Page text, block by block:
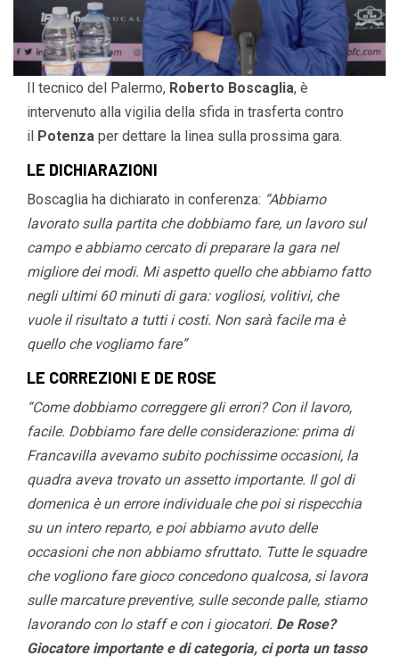
Il tecnico del Palermo, Roberto Boscaglia, è
intervenuto alla vigilia della sfida in trasferta contro
il Potenza per dettare la linea sulla prossima gara.
LE DICHIARAZIONI
Boscaglia ha dichiarato in conferenza: “Abbiamo
lavorato sulla partita che dobbiamo fare, un lavoro sul
campo e abbiamo cercato di preparare la gara nel
migliore dei modi. Mi aspetto quello che abbiamo fatto
negli ultimi 60 minuti di gara: vogliosi, volitivi, che
vuole il risultato a tutti i costi. Non sarà facile ma è
quello che vogliamo fare”
LE CORREZIONI E DE ROSE
“Come dobbiamo correggere gli errori? Con il lavoro,
facile. Dobbiamo fare delle considerazione: prima di
Francavilla avevamo subito pochissime occasioni, la
quadra aveva trovato un assetto importante. Il gol di
domenica è un errore individuale che poi si rispecchia
su un intero reparto, e poi abbiamo avuto delle
occasioni che non abbiamo sfruttato. Tutte le squadre
che vogliono fare gioco concedono qualcosa, si lavora
sulle marcature preventive, sulle seconde palle, stiamo
lavorando con lo staff e con i giocatori. De Rose?
Giocatore importante e di categoria, ci porta un tasso